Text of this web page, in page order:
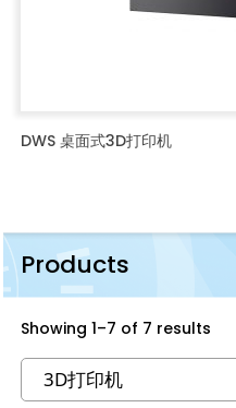
DWS 桌面式3D打印机
Products
Showing 1–7 of 7 results